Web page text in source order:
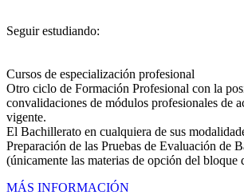
Seguir estudiando:
Cursos de especialización profesional
Otro ciclo de Formación Profesional con la
convalidaciones de módulos profesionales de
vigente.
El Bachillerato en cualquiera de sus
Preparación de las Pruebas de Evaluación de
(únicamente las materias de opción del bloque
MÁS INFORMACIÓN